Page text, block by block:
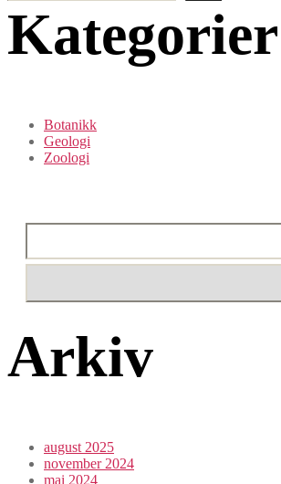
Kategorier
Botanikk
Geologi
Zoologi
Arkiv
august 2025
november 2024
mai 2024